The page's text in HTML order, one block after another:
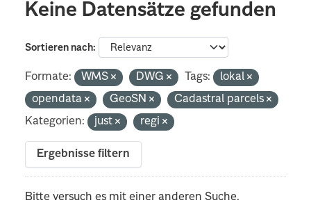
Keine Datensätze gefunden
Sortieren nach
Formate: WMS DWG Tags:
lokal
opendata
GeoSN
Cadastral parcels
Kategorien:
just regi
Ergebnisse filtern
Bitte versuch es mit einer anderen Suche.